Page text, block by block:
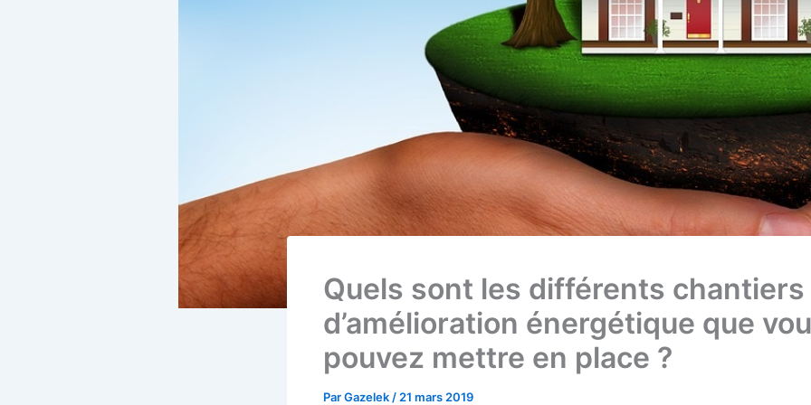
Quels sont les différents chantiers
d’amélioration énergétique que
pouvez mettre en place ?
ParGazelek / 21 mars 2019